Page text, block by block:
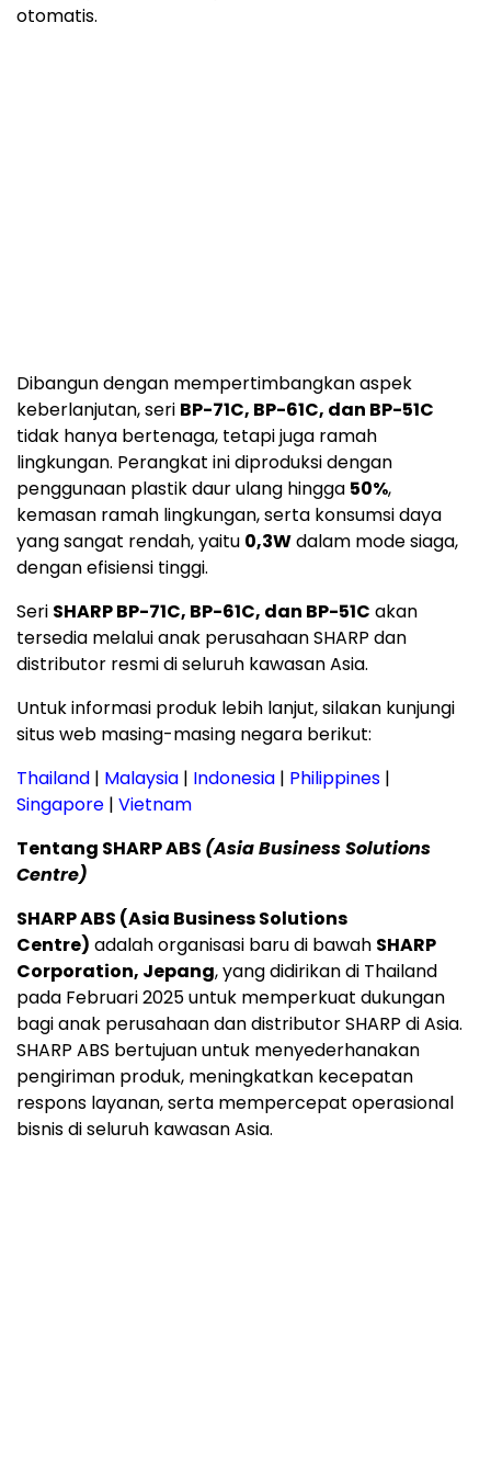
otomatis.
Dibangun dengan mempertimbangkan aspek
keberlanjutan, seri BP-71C, BP-61C, dan BP-51C
tidak hanya bertenaga, tetapi juga ramah
lingkungan. Perangkat ini diproduksi dengan
penggunaan plastik daur ulang hingga 50%,
kemasan ramah lingkungan, serta konsumsi daya
yang sangat rendah, yaitu 0,3Wdalam mode siaga,
dengan efisiensi tinggi.
Seri SHARP BP-71C, BP-61C, dan BP-51C akan
tersedia melalui anak perusahaan SHARP dan
distributor resmi di seluruh kawasan Asia.
Untuk informasi produk lebih lanjut, silakan kunjungi
situs web masing-masing negara berikut:
Thailand | Malaysia | Indonesia | Philippines |
Singapore | Vietnam
Tentang SHARP ABS (Asia Business Solutions
Centre)
SHARP ABS (Asia Business Solutions
Centre) adalah organisasi baru di bawah SHARP
Corporation, Jepang, yang didirikan di Thailand
pada Februari 2025 untuk memperkuat dukungan
bagi anak perusahaan dan distributor SHARP di Asia.
SHARP ABS bertujuan untuk menyederhanakan
pengiriman produk, meningkatkan kecepatan
respons layanan, serta mempercepat operasional
bisnis di seluruh kawasan Asia.